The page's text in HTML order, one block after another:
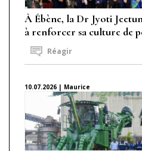
À Ébène, la Dr Jyoti
à renforcer sa culture de
Réagir
10.07.2026 | Maurice